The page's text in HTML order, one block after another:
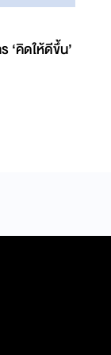
‘คิดให้ดีขึ้น’